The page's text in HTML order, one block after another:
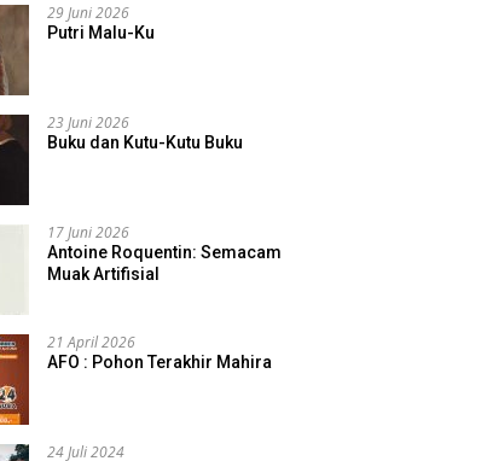
29 Juni 2026
Putri Malu-Ku
23 Juni 2026
Buku dan Kutu-Kutu Buku
17 Juni 2026
Antoine Roquentin: Semacam
Muak Artifisial
21 April 2026
AFO : Pohon Terakhir Mahira
24 Juli 2024